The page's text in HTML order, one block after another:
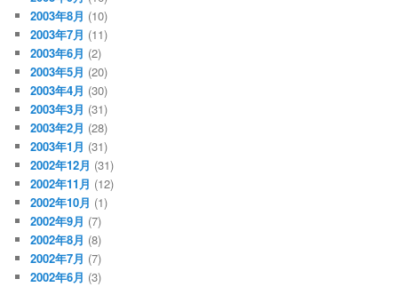
2003年8月 (10)
2003年7月 (11)
2003年6月 (2)
2003年5月 (20)
2003年4月 (30)
2003年3月 (31)
2003年2月 (28)
2003年1月 (31)
2002年12月 (31)
2002年11月 (12)
2002年10月 (1)
2002年9月 (7)
2002年8月 (8)
2002年7月 (7)
2002年6月 (3)